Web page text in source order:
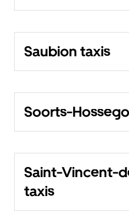
Saubion taxis
Soorts-
Saint-Vincent-
taxis